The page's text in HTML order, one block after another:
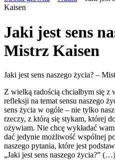
Kaisen
Jaki jest sens
Mistrz Kaisen
Jaki jest sens naszego życia? –
Z wielką radością chciałbym się
refleksji na temat sensu naszego
sens życia w ogóle – nie tylko
rzeczy, z którą się stykam, której
ożywiam. Nie chcę wykładać
dać jedynie możliwość wspólnej
naszego pytania, które jest
„Jaki jest sens naszego życia?” (…)